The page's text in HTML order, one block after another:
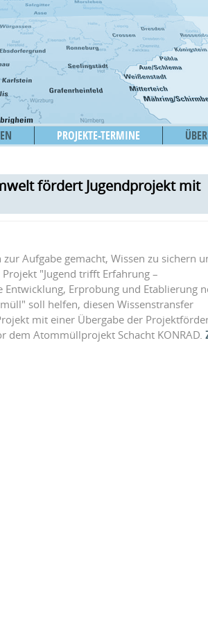
PROJEKTE-TERMINE
fördert Jugendprojekt mit
Aufgabe gemacht, Wissen zu sichern
"Jugend trifft Erfahrung –
Erprobung und Etablierung
soll helfen, diesen Wissenstransfer
mit einer Übergabe der
dem Atommüllprojekt Schacht KONRAD.